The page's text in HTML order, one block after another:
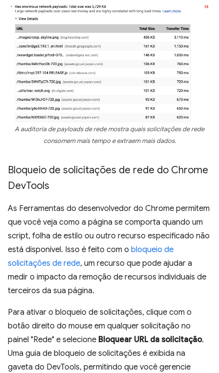
A auditoria de payloads de rede mostra quais solicitações de rede
consomem mais tempo e extraem mais dados.
Bloqueio de solicitações de rede do Chrome
DevTools
As Ferramentas do desenvolvedor do Chrome permitem
que você veja como a página se comporta quando um
script, folha de estilo ou outro recurso especificado não
está disponível. Isso é feito com o bloqueio de
solicitações de rede, um recurso que pode ajudar a
medir o impacto da remoção de recursos individuais de
terceiros da sua página.
Para ativar o bloqueio de solicitações, clique com o
botão direito do mouse em qualquer solicitação no
painel "Rede" e selecione Bloquear URL da solicitação.
Uma guia de bloqueio de solicitações é exibida na
gaveta do DevTools, permitindo que você gerencie